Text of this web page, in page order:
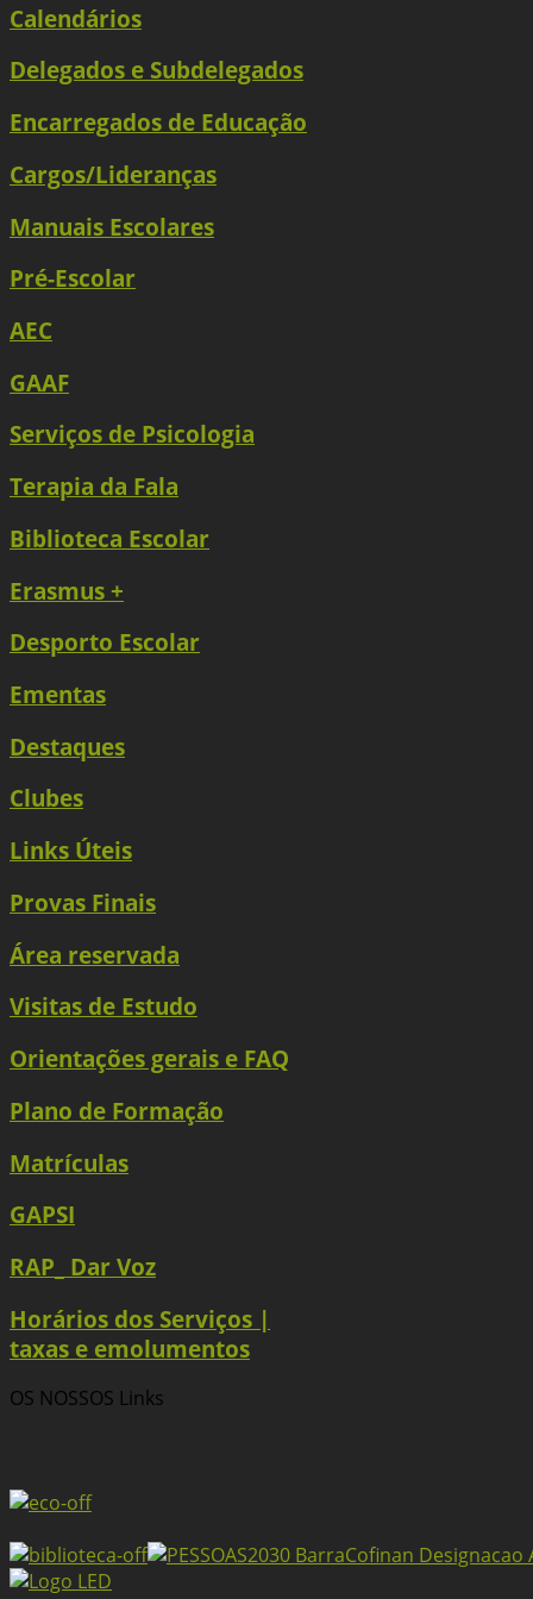
Calendários
Delegados e Subdelegados
Encarregados de Educação
Cargos/Lideranças
Manuais Escolares
Pré-Escolar
AEC
GAAF
Serviços de Psicologia
Terapia da Fala
Biblioteca Escolar
Erasmus +
Desporto Escolar
Ementas
Destaques
Clubes
Links Úteis
Provas Finais
Área reservada
Visitas de Estudo
Orientações gerais e FAQ
Plano de Formação
Matrículas
GAPSI
RAP_ Dar Voz
Horários dos Serviços |
taxas e emolumentos
OS NOSSOS Links